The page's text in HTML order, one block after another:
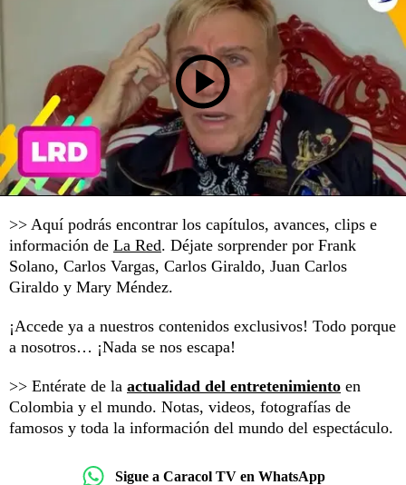
>> Aquí podrás encontrar los capítulos, avances, clips e
información de La Red. Déjate sorprender por Frank
Solano, Carlos Vargas, Carlos Giraldo, Juan Carlos
Giraldo y Mary Méndez.
¡Accede ya a nuestros contenidos exclusivos! Todo porque
a nosotros… ¡Nada se nos escapa!
>> Entérate de la actualidad del entretenimiento en
Colombia y el mundo. Notas, videos, fotografías de
famosos y toda la información del mundo del espectáculo.
Sigue a Caracol TV en WhatsApp